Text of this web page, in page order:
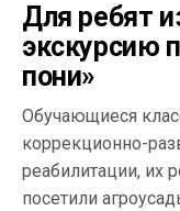
Для ребят
экскурсию
пони»
Обучающиеся
коррекционно-
реабилитации, их
посетили